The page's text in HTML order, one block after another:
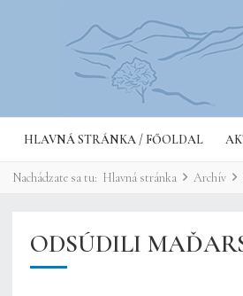
HLAVNÁ STRÁNKA / FŐOLDAL
Nachádzate sa tu: Hlavná stránka Archív
ODSÚDILI